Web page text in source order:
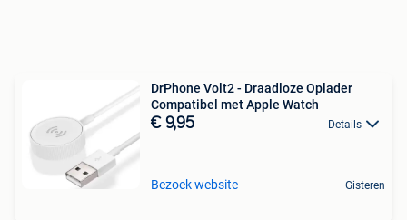
DrPhone Volt2 - Draadloze Oplader
Compatibel met Apple Watch
€ 9,95 Details
Bezoek website Gisteren